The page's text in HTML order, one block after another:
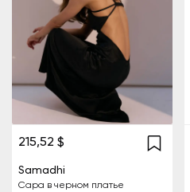
215,52 $
Samadhi
Сара в черном платье